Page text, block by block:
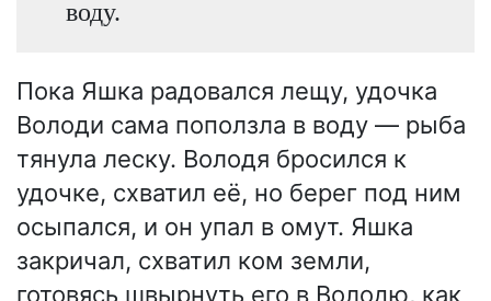
воду.
Пока Яшка радовался лещу, удочка
Володи сама поползла в воду — рыба
тянула леску. Володя бросился к
удочке, схватил её, но берег под ним
осыпался, и он упал в омут. Яшка
закричал, схватил ком земли,
готовясь швырнуть его в Володю, как